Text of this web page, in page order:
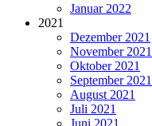
Januar 2022
2021
Dezember 2021
November 2021
Oktober 2021
September 2021
August 2021
Juli 2021
Juni 2021